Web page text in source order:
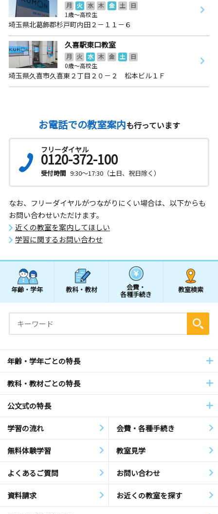
月 火 水 木 金 土
日
1歳～高校生
埼玉県北葛飾郡杉戸町内田２－１１－６
久喜駅東口教室
月 火 水 木 金 土
日
0歳～高校生
埼玉県久喜市久喜東２丁目２０－２ 松本ビル１Ｆ
お電話での教室案内も行っています
フリーダイヤル
0120-372-100
受付時間 9:30～17:30（土日、祝日除く）
なお、フリーダイヤルがつながりにくい場合は、以下からも
お問い合わせいただけます。
近くの教室を案内してほしい
学習に関するお問い合わせ
年齢・学年 教科・教材 会費・
各種手続き
教室検索
年齢・学年ごとの特長
教科・教材ごとの特長
公文式の特長
学習の流れ 会費・各種手続き
無料体験学習 教室見学
よくあるご質問 お問い合わせ
資料請求 お近くの教室を探す